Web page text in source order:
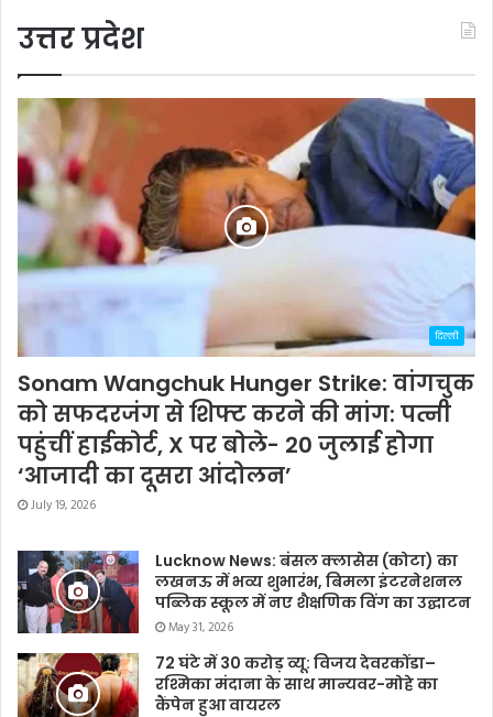
उत्तर प्रदेश
दिल्ली
Sonam Wangchuk Hunger Strike: वांगचुक
को सफदरजंग से शिफ्ट करने की मांग: पत्नी
पहुंचीं हाईकोर्ट, X पर बोले- 20 जुलाई होगा
‘आजादी का दूसरा आंदोलन’
July 19, 2026
Lucknow News: बंसल क्लासेस (कोटा) का
लखनऊ में भव्य शुभारंभ, बिमला इंटरनेशनल
पब्लिक स्कूल में नए शैक्षणिक विंग का उद्घाटन
May 31, 2026
72 घंटे में 30 करोड़ व्यू: विजय देवरकोंडा–
रश्मिका मंदाना के साथ मान्यवर-मोहे का
कैंपेन हुआ वायरल